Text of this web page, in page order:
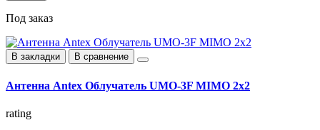
Под заказ
В закладки В сравнение
Антенна Antex Облучатель UMO-3F MIMO 2x2
rating